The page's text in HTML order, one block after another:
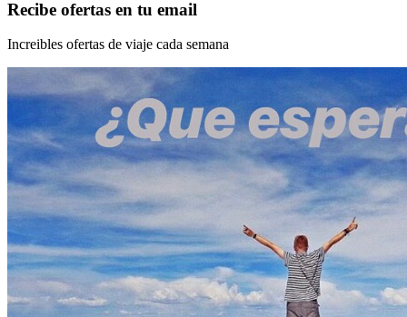
Recibe ofertas en tu email
Increibles ofertas de viaje cada semana